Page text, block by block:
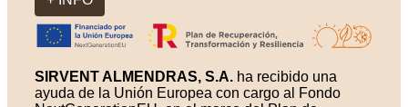
SIRVENT ALMENDRAS, S.A. ha recibido una
ayuda de la Unión Europea con cargo al Fondo